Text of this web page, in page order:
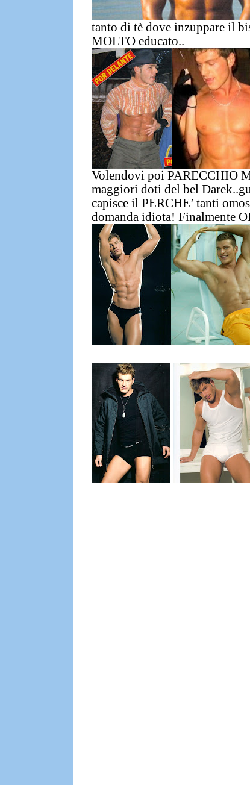
tanto di tè dove inzuppare il
MOLTO educato..
Volendovi poi PARECCHIO
maggiori doti del bel
capisce il PERCHE’ tanti
domanda idiota! Finalmente